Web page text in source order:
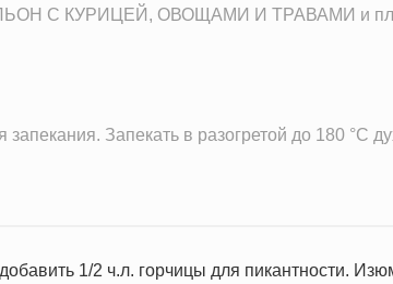
С КУРИЦЕЙ, ОВОЩАМИ И ТРАВАМИ и
Запекать в разогретой до 180 °С
1/2 ч.л. горчицы для пикантности.